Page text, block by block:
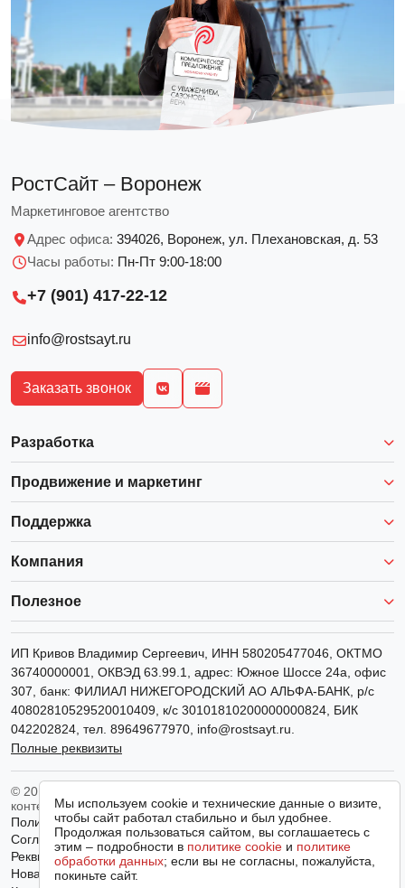
РостСайт – Воронеж
Маркетинговое агентство
Адрес офиса: 394026, Воронеж, ул. Плехановская, д. 53
Часы работы: Пн-Пт 9:00-18:00
+7 (901) 417-22-12
info@rostsayt.ru
Заказать звонок
Разработка
Продвижение и маркетинг
Поддержка
Компания
Полезное
ИП Кривов Владимир Сергеевич, ИНН 580205477046, ОКТМО
36740000001, ОКВЭД 63.99.1, адрес: Южное Шоссе 24а, офис
307, банк: ФИЛИАЛ НИЖЕГОРОДСКИЙ АО АЛЬФА-БАНК, р/с
40802810529520010409, к/с 30101810200000000824, БИК
042202824, тел. 89649677970, info@rostsayt.ru.
Полные реквизиты
© 2011-2026 РостСайт. Все права защищены. Копирование
контента запрещено.
Политика конфиденциальности
Согласие на обработку персональных данных
Реквизиты организацииПолитика использования файлов Cookie
Новая заметкаОткрыть в приложении
Мы используем cookie и технические данные о визите,
чтобы сайт работал стабильно и был удобнее.
Продолжая пользоваться сайтом, вы соглашаетесь с
этим – подробности в политике cookie и политике
обработки данных; если вы не согласны, пожалуйста,
покиньте сайт.